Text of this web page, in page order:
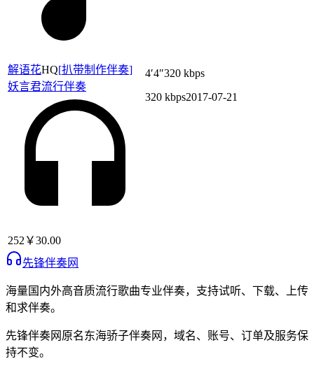
解语花HQ[扒带制作伴奏]
妖言君流行伴奏
252 ￥30.00
4′4″320 kbps
320 kbps2017-07-21
先锋伴奏网
海量国内外高音质流行歌曲专业伴奏，支持试听、下载、上传
和求伴奏。
先锋伴奏网 原名东海骄子伴奏网 ，域名、账号、订单及服务保
持不变。